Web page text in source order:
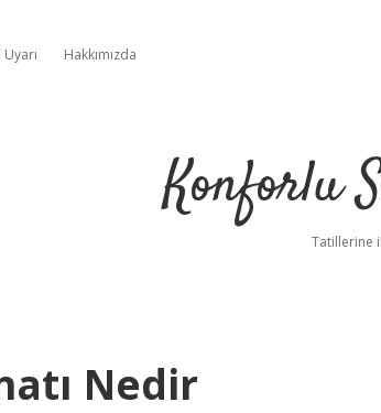
Hakkımızda
Konforlu
Tatillerine
Nedir